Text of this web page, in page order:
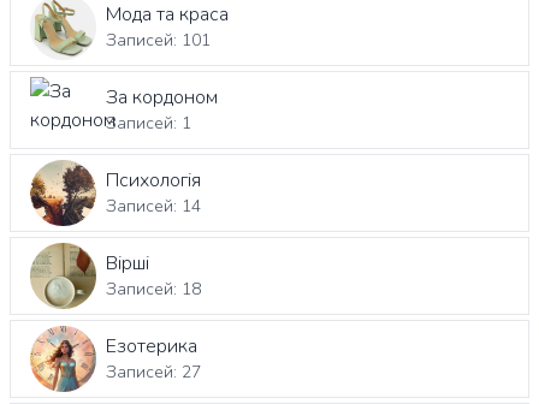
Мода та краса
Записей: 101
За кордоном
Записей: 1
Психологія
Записей: 14
Вірші
Записей: 18
Езотерика
Записей: 27